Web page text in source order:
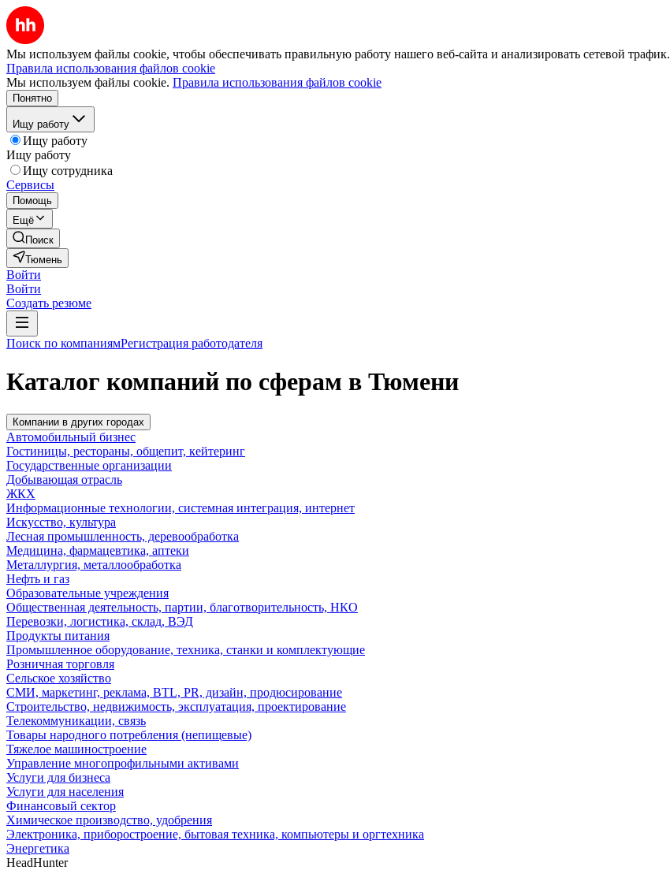
Мы используем файлы cookie, чтобы обеспечивать правильную работу нашего веб-сайта и анализировать сетевой трафик.
Правила использования файлов cookie
Мы используем файлы cookie. Правила использования файлов cookie
Понятно
Ищу работу
Ищу работу
Ищу работу
Ищу сотрудника
Сервисы
Помощь
Ещё
Поиск
Тюмень
Войти
Войти
Создать резюме
Поиск по компаниямРегистрация работодателя
Каталог компаний по сферам в Тюмени
Компании в других городах
Автомобильный бизнес
Гостиницы, рестораны, общепит, кейтеринг
Государственные организации
Добывающая отрасль
ЖКХ
Информационные технологии, системная интеграция, интернет
Искусство, культура
Лесная промышленность, деревообработка
Медицина, фармацевтика, аптеки
Металлургия, металлообработка
Нефть и газ
Образовательные учреждения
Общественная деятельность, партии, благотворительность, НКО
Перевозки, логистика, склад, ВЭД
Продукты питания
Промышленное оборудование, техника, станки и комплектующие
Розничная торговля
Сельское хозяйство
СМИ, маркетинг, реклама, BTL, PR, дизайн, продюсирование
Строительство, недвижимость, эксплуатация, проектирование
Телекоммуникации, связь
Товары народного потребления (непищевые)
Тяжелое машиностроение
Управление многопрофильными активами
Услуги для бизнеса
Услуги для населения
Финансовый сектор
Химическое производство, удобрения
Электроника, приборостроение, бытовая техника, компьютеры и оргтехника
Энергетика
HeadHunter